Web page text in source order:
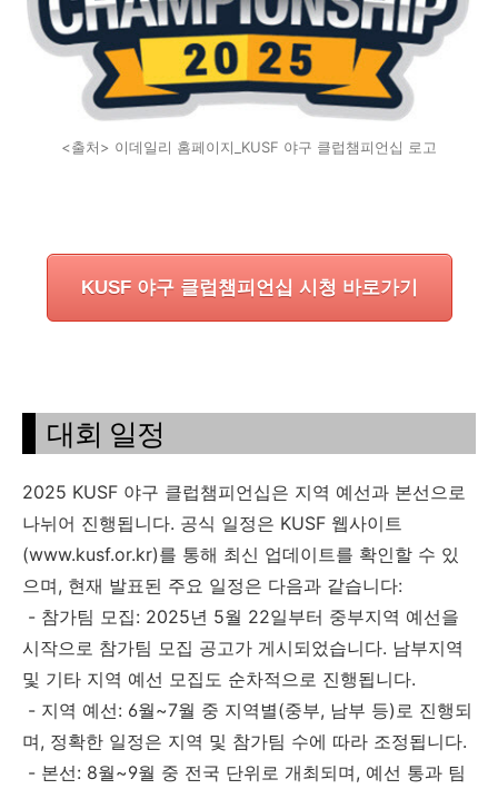
<출처> 이데일리 홈페이지_KUSF 야구 클럽챔피언십 로고
KUSF 야구 클럽챔피언십 시청 바로가기
대회 일정
2025 KUSF 야구 클럽챔피언십은 지역 예선과 본선으로
나뉘어 진행됩니다. 공식 일정은 KUSF 웹사이트
(www.kusf.or.kr)를 통해 최신 업데이트를 확인할 수 있
으며, 현재 발표된 주요 일정은 다음과 같습니다:
- 참가팀 모집: 2025년 5월 22일부터 중부지역 예선을
시작으로 참가팀 모집 공고가 게시되었습니다. 남부지역
및 기타 지역 예선 모집도 순차적으로 진행됩니다.
- 지역 예선: 6월~7월 중 지역별(중부, 남부 등)로 진행되
며, 정확한 일정은 지역 및 참가팀 수에 따라 조정됩니다.
- 본선: 8월~9월 중 전국 단위로 개최되며, 예선 통과 팀